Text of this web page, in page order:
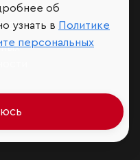
,Max
,Max
об
узнать в Политике
персональных